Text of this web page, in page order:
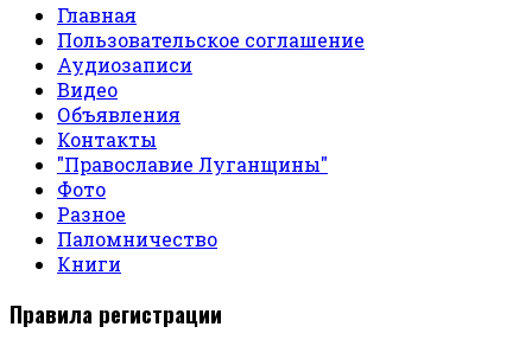
Главная
Пользовательское соглашение
Аудиозаписи
Видео
Объявления
Контакты
"Православие Луганщины"
Фото
Разное
Паломничество
Книги
Правила регистрации